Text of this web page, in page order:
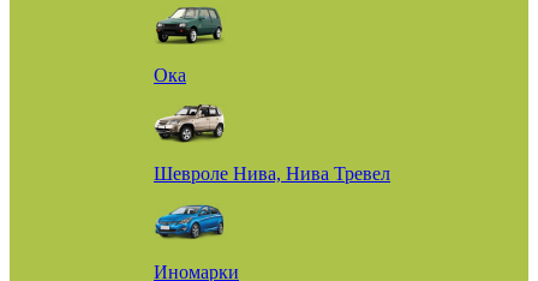
Ока
Шевроле Нива, Нива Тревел
Иномарки